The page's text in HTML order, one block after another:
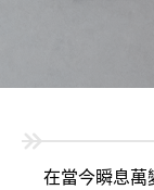
在當今瞬息萬